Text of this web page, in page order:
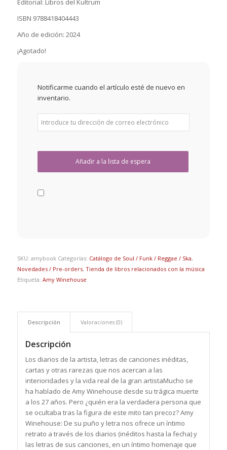
Editorial: Libros del Kultrum
ISBN 9788418404443
Año de edición: 2024
¡Agotado!
Notificarme cuando el artículo esté de nuevo en
inventario.
SKU: amybook Categorías: Catálogo de Soul / Funk / Reggae / Ska,
Novedades / Pre-orders, Tienda de libros relacionados con la música
Etiqueta: Amy Winehouse
Descripción Valoraciones (0)
Descripción
Los diarios de la artista, letras de canciones inéditas,
cartas y otras rarezas que nos acercan a las
interioridades y la vida real de la gran artistaMucho se
ha hablado de Amy Winehouse desde su trágica muerte
a los 27 años. Pero ¿quién era la verdadera persona que
se ocultaba tras la figura de este mito tan precoz? Amy
Winehouse: De su puño y letra nos ofrece un íntimo
retrato a través de los diarios (inéditos hasta la fecha) y
las letras de sus canciones, en un íntimo homenaje que